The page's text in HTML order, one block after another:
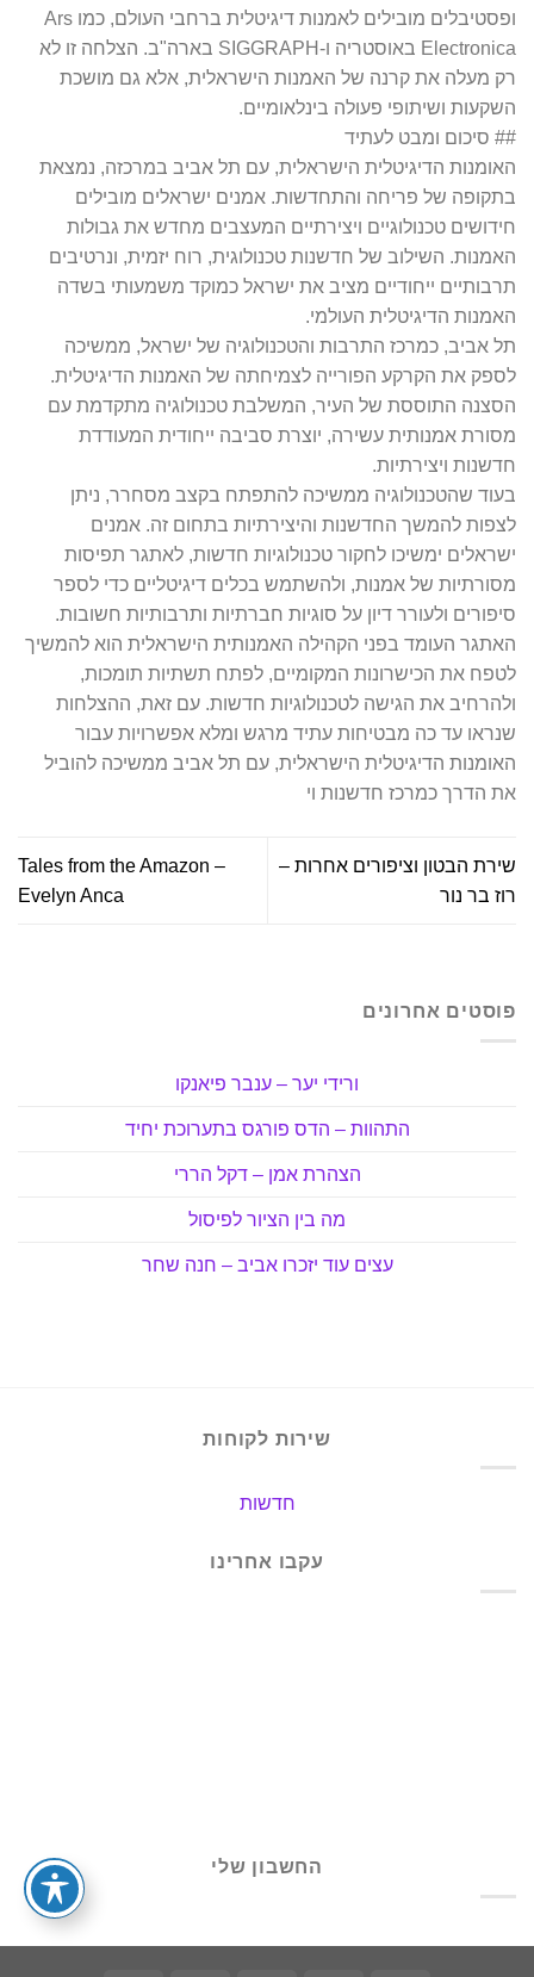
ופסטיבלים מובילים לאמנות דיגיטלית ברחבי העולם, כמו Ars
Electronica באוסטריה ו-SIGGRAPH בארה"ב. הצלחה זו לא
רק מעלה את קרנה של האמנות הישראלית, אלא גם מושכת
השקעות ושיתופי פעולה בינלאומיים.
## סיכום ומבט לעתיד
האומנות הדיגיטלית הישראלית, עם תל אביב במרכזה, נמצאת
בתקופה של פריחה והתחדשות. אמנים ישראלים מובילים
חידושים טכנולוגיים ויצירתיים המעצבים מחדש את גבולות
האמנות. השילוב של חדשנות טכנולוגית, רוח יזמית, ונרטיבים
תרבותיים ייחודיים מציב את ישראל כמוקד משמעותי בשדה
האמנות הדיגיטלית העולמי.
תל אביב, כמרכז התרבות והטכנולוגיה של ישראל, ממשיכה
לספק את הקרקע הפורייה לצמיחתה של האמנות הדיגיטלית.
הסצנה התוססת של העיר, המשלבת טכנולוגיה מתקדמת עם
מסורת אמנותית עשירה, יוצרת סביבה ייחודית המעודדת
חדשנות ויצירתיות.
בעוד שהטכנולוגיה ממשיכה להתפתח בקצב מסחרר, ניתן
לצפות להמשך החדשנות והיצירתיות בתחום זה. אמנים
ישראלים ימשיכו לחקור טכנולוגיות חדשות, לאתגר תפיסות
מסורתיות של אמנות, ולהשתמש בכלים דיגיטליים כדי לספר
סיפורים ולעורר דיון על סוגיות חברתיות ותרבותיות חשובות.
האתגר העומד בפני הקהילה האמנותית הישראלית הוא להמשיך
לטפח את הכישרונות המקומיים, לפתח תשתיות תומכות,
ולהרחיב את הגישה לטכנולוגיות חדשות. עם זאת, ההצלחות
שנראו עד כה מבטיחות עתיד מרגש ומלא אפשרויות עבור
האומנות הדיגיטלית הישראלית, עם תל אביב ממשיכה להוביל
את הדרך כמרכז חדשנות וי
שירת הבטון וציפורים אחרות –
רוז בר נור
Tales from the Amazon –
Evelyn Anca
פוסטים אחרונים
ורידי יער – ענבר פיאנקו
התהוות – הדס פורגס בתערוכת יחיד
הצהרת אמן – דקל הררי
מה בין הציור לפיסול
עצים עוד יזכרו אביב – חנה שחר
שירות לקוחות
חדשות
עקבו אחרינו
החשבון שלי